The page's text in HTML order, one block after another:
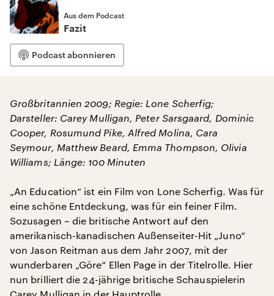
Aus dem Podcast
Fazit
Podcast abonnieren
Großbritannien 2009; Regie: Lone Scherfig;
Darsteller: Carey Mulligan, Peter Sarsgaard, Dominic
Cooper, Rosumund Pike, Alfred Molina, Cara
Seymour, Matthew Beard, Emma Thompson, Olivia
Williams; Länge: 100 Minuten
„An Education“ ist ein Film von Lone Scherfig. Was für
eine schöne Entdeckung, was für ein feiner Film.
Sozusagen – die britische Antwort auf den
amerikanisch-kanadischen Außenseiter-Hit „Juno“
von Jason Reitman aus dem Jahr 2007, mit der
wunderbaren „Göre“ Ellen Page in der Titelrolle. Hier
nun brilliert die 24-jährige britische Schauspielerin